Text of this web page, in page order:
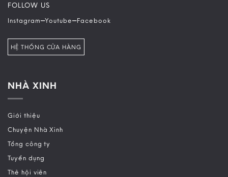
FOLLOW US
Instagram–Youtube–Facebook
HỆ THỐNG CỬA HÀNG
NHÀ XINH
Giới thiệu
Chuyện Nhà Xinh
Tổng công ty
Tuyển dụng
Thẻ hội viên